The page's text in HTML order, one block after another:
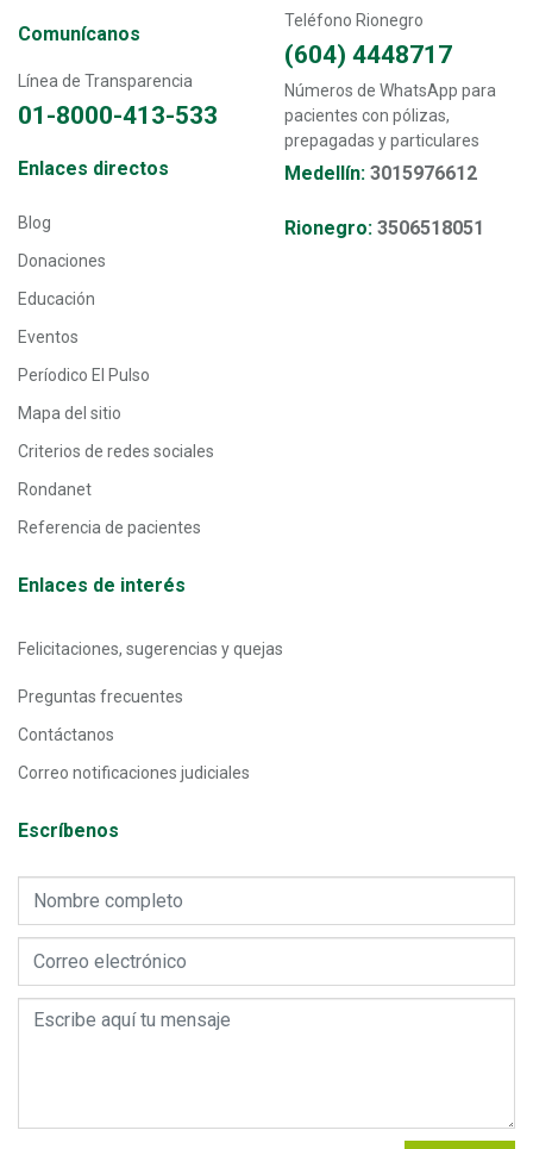
Comunícanos
Línea de Transparencia
01-8000-413-533
Teléfono Rionegro
(604) 4448717
Números de WhatsApp para
pacientes con pólizas,
prepagadas y particulares
Medellín: 3015976612
Rionegro: 3506518051
Transversal - Menú enlaces directos footer
Enlaces directos
Blog
Donaciones
Educación
Eventos
Períodico El Pulso
Mapa del sitio
Criterios de redes sociales
Rondanet
Referencia de pacientes
Enlaces de interés
Felicitaciones, sugerencias y quejas
Preguntas frecuentes
Contáctanos
Correo notificaciones judiciales
Escríbenos